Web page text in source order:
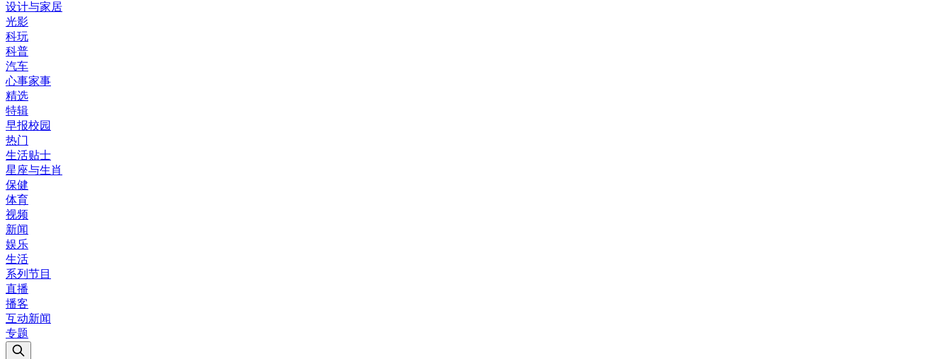
设计与家居
光影
科玩
科普
汽车
心事家事
精选
特辑
早报校园
热门
生活贴士
星座与生肖
保健
体育
视频
新闻
娱乐
生活
系列节目
直播
播客
互动新闻
专题